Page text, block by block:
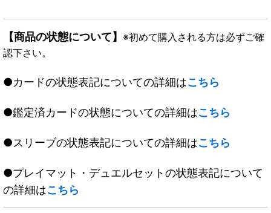
【商品の状態について】 ※初めて購入される方は必ずご確
認下さい。
●カードの状態表記についての詳細はこちら
●鑑定済カードの状態についての詳細はこちら
●スリーブの状態表記についての詳細はこちら
●プレイマット・デュエルセットの状態表記について
の詳細はこちら